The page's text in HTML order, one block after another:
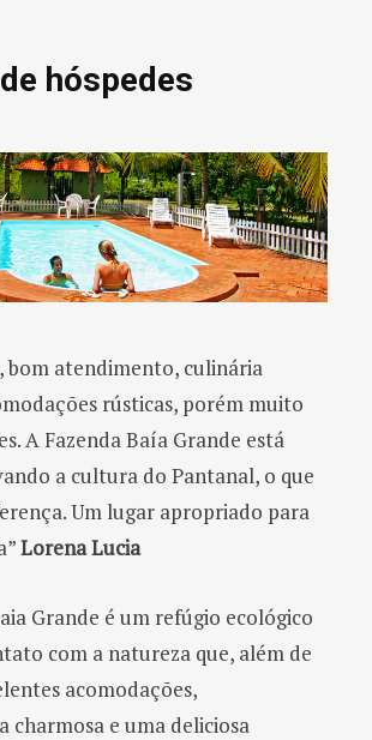
hóspedes
bom atendimento, culinária
rústicas, porém muito
A Fazenda Baía Grande está
a cultura do Pantanal, o que
Um lugar apropriado para
Lorena Lucia
Grande é um refúgio ecológico
com a natureza que, além de
acomodações,
e uma deliciosa